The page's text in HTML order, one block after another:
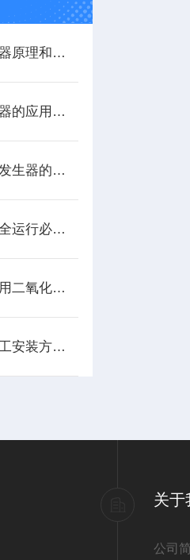
电化法二氧化氯发生器原理和特点
电化法二氧化氯发生器的应用范围
浅析电化法二氧化氯发生器的安装条件介绍
二氧化氯发生器能安全运行必须注意日常的维护
做好这些准备，再使用二氧化氯消毒发生器
二氧化氯发生器的施工安装方法有哪些？
关于
公司